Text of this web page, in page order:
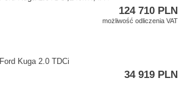
124 710 PLN
możliwość odliczenia VAT
Ford Kuga 2.0 TDCi
34 919 PLN